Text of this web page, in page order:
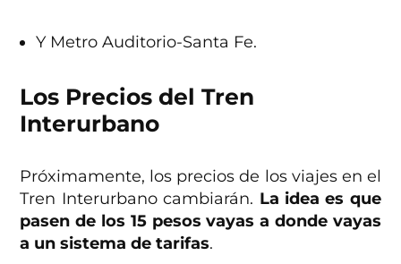
Y Metro Auditorio-Santa Fe.
Los Precios del Tren
Interurbano
Próximamente, los precios de los viajes en el
Tren Interurbano cambiarán. La idea es que
pasen de los 15 pesos vayas a donde vayas
a un sistema de tarifas.